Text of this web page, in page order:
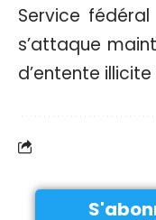
Service
s’attaque
d’entente illicite